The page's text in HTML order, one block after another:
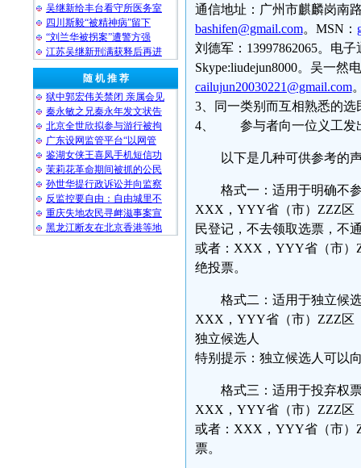
吴继新给丰台看守所医务室
四川斯毅“被精神病”留下
“刘兰华被拐案”遭警方强
江苏吴继新刑满获释后再进
随 机 推 荐
狱中郭宏伟关禁闭 亲属会见
秦永敏之兄秦永年发文状告
北京全世欣拟参与游行被拘
广东设网监管平台“以网管
鉴湖女侠王喜凤手机短信功
茉莉花革命期间被抓的公民
孙世华提行政诉讼并向监察
反监控要自由：自由城里不
重庆失地农民寻衅滋事案宣
黑龙江断友在北京香港等地
通信地址：广州市麒麟岗南
bashifen@gmail.com。MSN：
刘德军：13997862065。电子
Skype:liudejun8000。吴一然
cailujun20030221@gmail.com
3、同一类别而互相熟悉的
4、 参与者向一位义工发出
以下是几种可供参考的
格式一：适用于明确不
XXX，YYY省（市）ZZZ区
民登记，不去领取选票，不
或者：XXX，YYY省（市）
绝投票。
格式二：适用于独立候
XXX，YYY省（市）ZZZ区
独立候选人
特别提示：独立候选人可以
格式三：适用于投弃权
XXX，YYY省（市）ZZZ区
或者：XXX，YYY省（市）
票。